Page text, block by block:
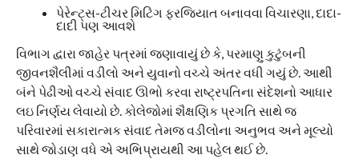
પેરેન્ટ્સ-ટીચર મિટિંગ ફરજિયાત બનાવવા વિચારણા, દાદા-
દાદી પણ આવશે
વિભાગ દ્વારા જાહેર પત્રમાં જણાવાયું છે કે, પરમાણુ કુટુંબની
જીવનશૈલીમાં વડીલો અને યુવાનો વચ્ચે અંતર વધી ગયું છે. આથી
બંને પેઢીઓ વચ્ચે સંવાદ ઊભો કરવા રાષ્ટ્રપતિના સંદેશનો આધાર
લઇ નિર્ણય લેવાયો છે. કોલેજોમાં શૈક્ષણિક પ્રગતિ સાથે જ
પરિવારમાં સકારાત્મક સંવાદ તેમજ વડીલોના અનુભવ અને મૂલ્યો
સાથે જોડાણ વધે એ અભિપ્રાયથી આ પહેલ થઈ છે.